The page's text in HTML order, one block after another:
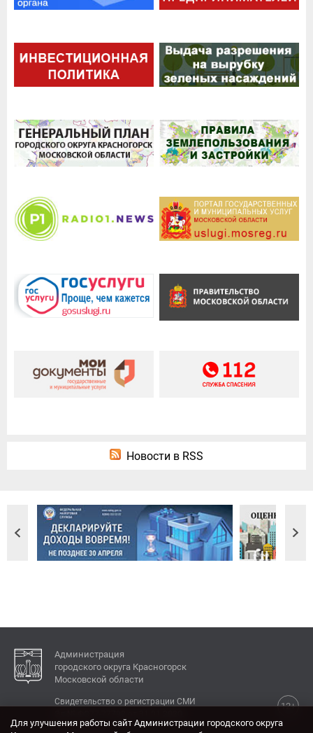
Новости в RSS
Администрация
городского округа Красногорск
Московской области
12+
Свидетельство о регистрации СМИ
Для улучшения работы сайт Администрации городского округа